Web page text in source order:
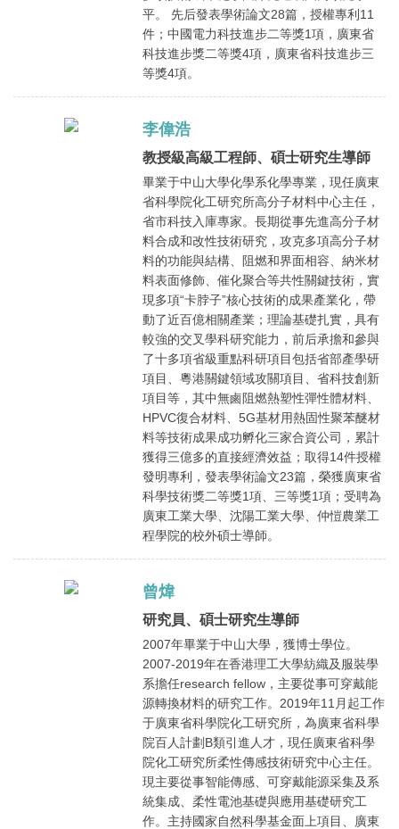
平。 先后發表學術論文28篇，授權專利11
件；中國電力科技進步二等獎1項，廣東省
科技進步獎二等獎4項，廣東省科技進步三
等獎4項。
李偉浩
教授級高級工程師、碩士研究生導師
畢業于中山大學化學系化學專業，現任廣東
省科學院化工研究所高分子材料中心主任，
省市科技入庫專家。長期從事先進高分子材
料合成和改性技術研究，攻克多項高分子材
料的功能與結構、阻燃和界面相容、納米材
料表面修飾、催化聚合等共性關鍵技術，實
現多項“卡脖子”核心技術的成果產業化，帶
動了近百億相關產業；理論基礎扎實，具有
較強的交叉學科研究能力，前后承擔和參與
了十多項省級重點科研項目包括省部產學研
項目、粵港關鍵領域攻關項目、省科技創新
項目等，其中無鹵阻燃熱塑性彈性體材料、
HPVC復合材料、5G基材用熱固性聚苯醚材
料等技術成果成功孵化三家合資公司，累計
獲得三億多的直接經濟效益；取得14件授權
發明專利，發表學術論文23篇，榮獲廣東省
科學技術獎二等獎1項、三等獎1項；受聘為
廣東工業大學、沈陽工業大學、仲愷農業工
程學院的校外碩士導師。
曾煒
研究員、碩士研究生導師
2007年畢業于中山大學，獲博士學位。
2007-2019年在香港理工大學紡織及服裝學
系擔任research fellow，主要從事可穿戴能
源轉換材料的研究工作。2019年11月起工作
于廣東省科學院化工研究所，為廣東省科學
院百人計劃B類引進人才，現任廣東省科學
院化工研究所柔性傳感技術研究中心主任。
現主要從事智能傳感、可穿戴能源采集及系
統集成、柔性電池基礎與應用基礎研究工
作。主持國家自然科學基金面上項目、廣東